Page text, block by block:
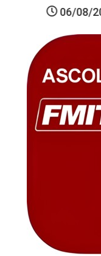
06/08/2026